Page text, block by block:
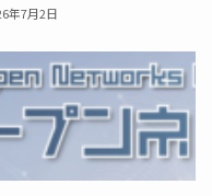
年7月2日